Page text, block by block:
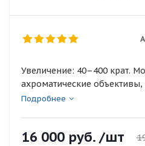
Увеличение: 40–400 крат.
ахроматические объективы,
Подробнее
16 000 руб. /шт